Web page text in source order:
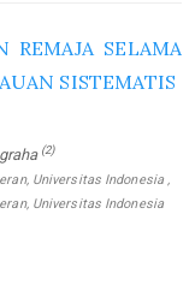
REMAJA SELAMA
SISTEMATIS
(2)
Universitas Indonesia ,
Universitas Indonesia